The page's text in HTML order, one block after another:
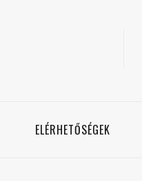
ELÉRHETŐSÉGEK